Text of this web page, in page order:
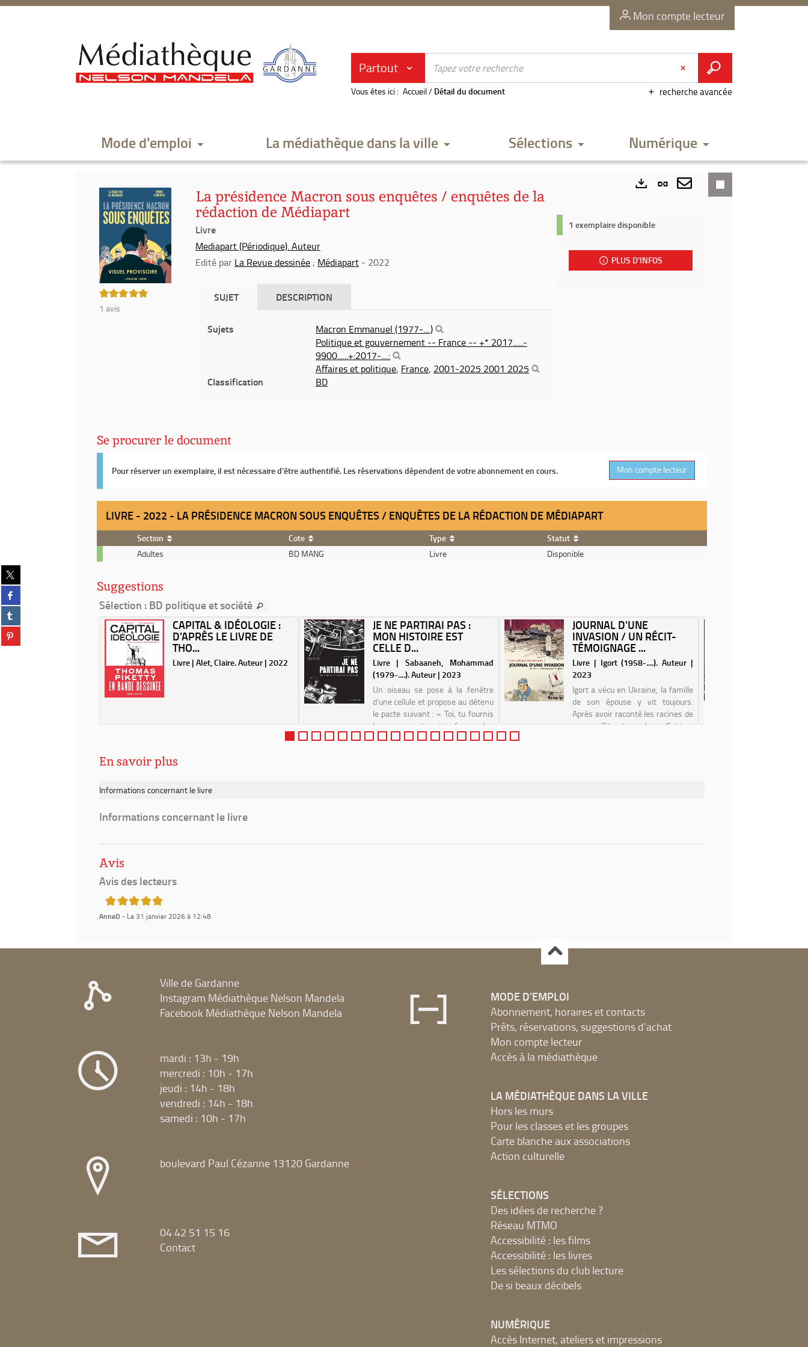
recherche
Mon compte lecteur
Partout
recherche avancée
Vous êtes ici : Accueil/ Détail du document
Mode d'emploi La médiathèque dans la ville Sélections Numérique
Partager
sur
twitter
(Nouvelle
fenêtre)
Partager
sur
facebook
(Nouvelle
fenêtre)
Partager
sur
tumblr
(Nouvelle
Partager
sur
5/5
1 avis
La présidence Macron sous enquêtes / enquêtes de la
rédaction de Médiapart
Livre
Mediapart (Périodique). Auteur
Edité par La Revue dessinée ; Médiapart - 2022
SUJET DESCRIPTION
Sujets
Macron Emmanuel (1977-....)
Politique et gouvernement -- France -- +* 2017......-
9900......+:2017-....:
Affaires et politique, France, 2001-2025 2001 2025
Classification BD
Lien
permanent
fenêtre)
Envoyer
mail
1 exemplaire disponible
PLUS D'INFOS
Se procurer le document
Pour réserver un exemplaire, il est nécessaire d'être authentifié. Les réservations dépendent de votre abonnement en cours. Mon compte lecteur
LIVRE - 2022 - LA PRÉSIDENCE MACRON SOUS ENQUÊTES / ENQUÊTES DE LA RÉDACTION DE MÉDIAPART
-
-
La
présidence
Macron
sous
enquêtes
enquêtes
Section Cote Type
Statut
Adultes
BD MANG Livre Disponible
Suggestions
Sélection : BD politique et société
CAPITAL & IDÉOLOGIE :
D'APRÈS LE LIVRE DE
THO...
Livre | Alet, Claire. Auteur | 2022
JE NE PARTIRAI PAS :
MON HISTOIRE EST
CELLE D...
Livre | Sabaaneh, Mohammad
(1979-....). Auteur | 2023
Un oiseau se pose à la fenêtre
d'une cellule et propose au détenu
le pacte suivant : « Toi, tu fournis
les crayons et moi, je fournis les
histoires.» Chaque jour, armé de
JOURNAL D'UNE
INVASION / UN RÉCIT-
TÉMOIGNAGE ...
Livre | Igort (1958-....). Auteur |
2023
Igort a vécu en Ukraine, la famille
de son épouse y vit toujours.
Après avoir raconté les racines de
ce conflit dans Les Cahiers
MACRON
/
En savoir plus
Informations concernant le livre
Informations concernant le livre
Avis
Avis des lecteurs
5/5
AnneD - Le 31 janvier 2026 à 12:48
Ville de Gardanne
Instagram Médiathèque Nelson Mandela
Facebook Médiathèque Nelson Mandela
mardi : 13h - 19h
mercredi : 10h - 17h
jeudi : 14h - 18h
vendredi : 14h - 18h
samedi : 10h - 17h
boulevard Paul Cézanne 13120 Gardanne
04 42 51 15 16
Contact
MODE D'EMPLOI
Abonnement, horaires et contacts
Prêts, réservations, suggestions d'achat
Mon compte lecteur
Accès à la médiathèque
LA MÉDIATHÈQUE DANS LA VILLE
Hors les murs
Pour les classes et les groupes
Carte blanche aux associations
Action culturelle
SÉLECTIONS
Des idées de recherche ?
Réseau MTMO
Accessibilité : les films
Accessibilité : les livres
Les sélections du club lecture
De si beaux décibels
NUMÉRIQUE
Accès Internet, ateliers et impressions